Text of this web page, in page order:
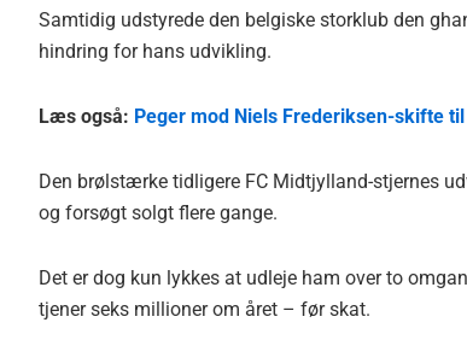
Samtidig udstyrede den belgiske storklub den
hindring for hans udvikling.
Læs også: Peger mod Niels Frederiksen-skifte
Den brølstærke tidligere FC Midtjylland-stjernes
og forsøgt solgt flere gange.
Det er dog kun lykkes at udleje ham over to
tjener seks millioner om året – før skat.